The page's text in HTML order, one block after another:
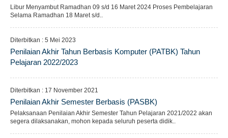
Libur Menyambut Ramadhan 09 s/d 16 Maret 2024 Proses Pembelajaran
Selama Ramadhan 18 Maret s/d..
Diterbitkan : 5 Mei 2023
Penilaian Akhir Tahun Berbasis Komputer (PATBK) Tahun
Pelajaran 2022/2023
Diterbitkan : 17 November 2021
Penilaian Akhir Semester Berbasis (PASBK)
Pelaksanaan Penilaian Akhir Semester Tahun Pelajaran 2021/2022 akan
segera dilaksanakan, mohon kepada seluruh peserta didik..